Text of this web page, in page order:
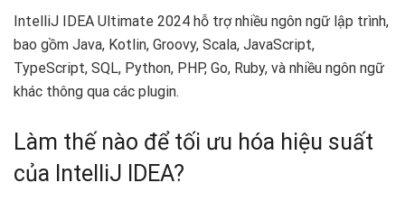
IntelliJ IDEA Ultimate 2024 hỗ trợ nhiều ngôn ngữ lập trình,
bao gồm Java, Kotlin, Groovy, Scala, JavaScript,
TypeScript, SQL, Python, PHP, Go, Ruby, và nhiều ngôn ngữ
khác thông qua các plugin.
Làm thế nào để tối ưu hóa hiệu suất
của IntelliJ IDEA?